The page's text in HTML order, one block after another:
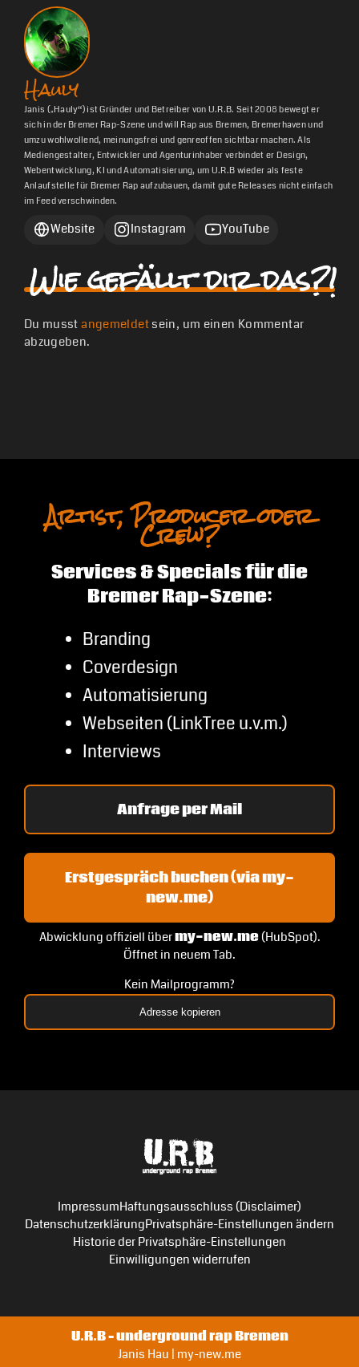
Hauly
Janis („Hauly“) ist Gründer und Betreiber von U.R.B. Seit 2008 bewegt er
sich in der Bremer Rap-Szene und will Rap aus Bremen, Bremerhaven und
umzu wohlwollend, meinungsfrei und genreoffen sichtbar machen. Als
Mediengestalter, Entwickler und Agenturinhaber verbindet er Design,
Webentwicklung, KI und Automatisierung, um U.R.B wieder als feste
Anlaufstelle für Bremer Rap aufzubauen, damit gute Releases nicht einfach
im Feed verschwinden.
Website Instagram YouTube
Wie gefällt dir das?!
Du musstangemeldetsein, um einen Kommentar
abzugeben.
Artist, Producer oder
Crew?
Services & Specials für die
Bremer Rap-Szene:
Branding
Coverdesign
Automatisierung
Webseiten (LinkTree u.v.m.)
Interviews
Anfrage per Mail
Erstgespräch buchen (via my-
new.me)
Abwicklung offiziell übermy-new.me(HubSpot).
Öffnet in neuem Tab.
Kein Mailprogramm?
Adresse kopieren
ImpressumHaftungsausschluss (Disclaimer)
DatenschutzerklärungPrivatsphäre-Einstellungen ändern
Historie der Privatsphäre-Einstellungen
Einwilligungen widerrufen
U.R.B – underground rap Bremen
Janis Hau | my-new.me